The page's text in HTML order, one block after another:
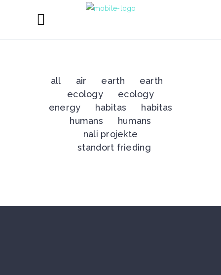
all air earth
earth
ecology
ecology
energy
habitas
habitas
humans
humans
nali projekte
standort frieding